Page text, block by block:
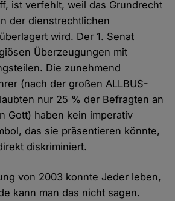
ist verfehlt, weil das Grundrecht
der dienstrechtlichen
wird. Der 1. Senat
Überzeugungen mit
Die zunehmend
(nach der großen ALLBUS-
nur 25 % der Befragten an
Gott) haben kein imperativ
das sie präsentieren könnte,
diskriminiert.
von 2003 konnte Jeder leben,
kann man das nicht sagen.